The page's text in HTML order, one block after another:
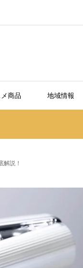
商品 地域情報
解説！